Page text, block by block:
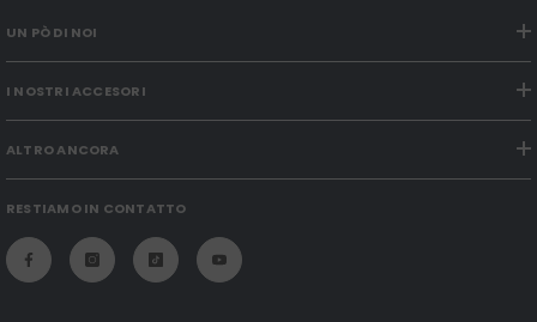
UN PÒ DI NOI
I NOSTRI ACCESORI
ALTRO ANCORA
RESTIAMO IN CONTATTO